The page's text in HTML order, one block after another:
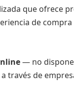
que ofrece
de
— no
través de